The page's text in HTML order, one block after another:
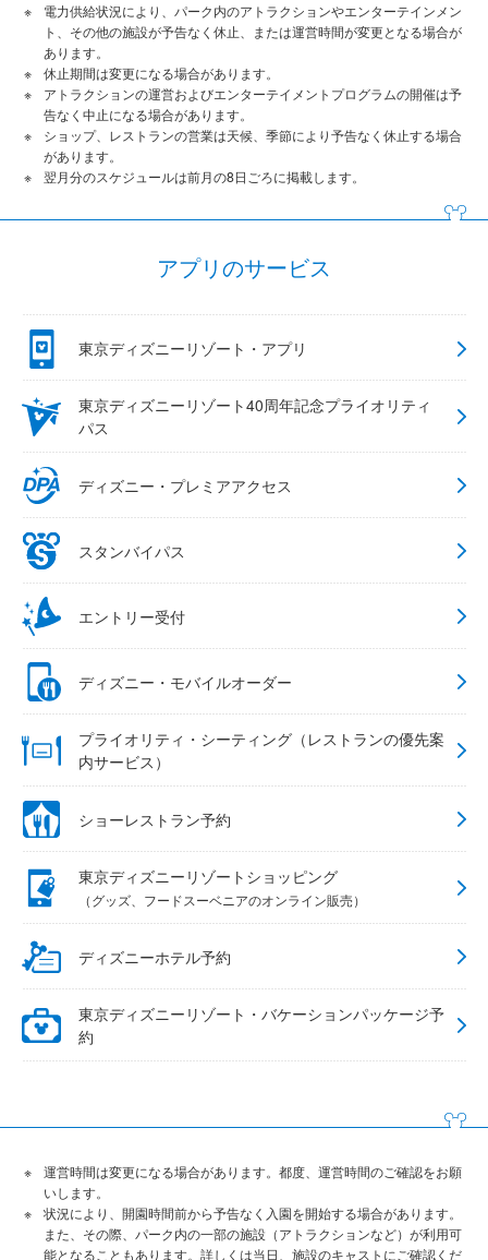
電力供給状況により、パーク内のアトラクションやエンターテインメン
ト、その他の施設が予告なく休止、または運営時間が変更となる場合が
あります。
休止期間は変更になる場合があります。
アトラクションの運営およびエンターテイメントプログラムの開催は予
告なく中止になる場合があります。
ショップ、レストランの営業は天候、季節により予告なく休止する場合
があります。
翌月分のスケジュールは前月の8日ごろに掲載します。
アプリのサービス
東京ディズニーリゾート・アプリ
東京ディズニーリゾート40周年記念プライオリティ
パス
ディズニー・プレミアアクセス
スタンバイパス
エントリー受付
ディズニー・モバイルオーダー
プライオリティ・シーティング（レストランの優先案
内サービス）
ショーレストラン予約
東京ディズニーリゾートショッピング
（グッズ、フードスーベニアのオンライン販売）
ディズニーホテル予約
東京ディズニーリゾート・バケーションパッケージ予
約
運営時間は変更になる場合があります。都度、運営時間のご確認をお願
いします。
状況により、開園時間前から予告なく入園を開始する場合があります。
また、その際、パーク内の一部の施設（アトラクションなど）が利用可
能となることもあります。詳しくは当日、施設のキャストにご確認くだ